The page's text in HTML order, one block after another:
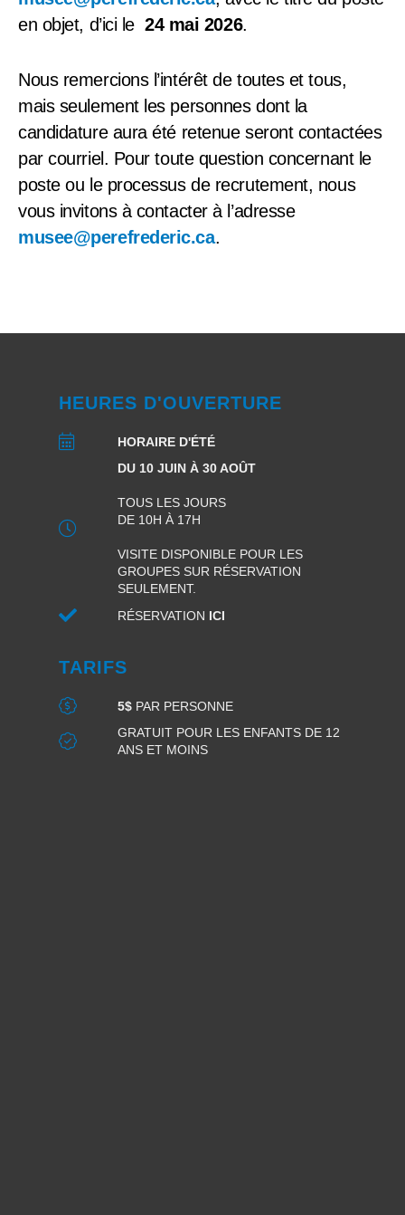
en objet, d’ici le 24 mai 2026.
Nous remercions l’intérêt de toutes et tous,
mais seulement les personnes dont la
candidature aura été retenue seront contactées
par courriel. Pour toute question concernant le
poste ou le processus de recrutement, nous
vous invitons à contacter à l’adresse
musee@perefrederic.ca.
HEURES D'OUVERTURE
HORAIRE D'ÉTÉ
DU 10 JUIN À 30 AOÛT
TOUS LES JOURS
DE 10H À 17H
VISITE DISPONIBLE POUR LES
GROUPES SUR RÉSERVATION
SEULEMENT.
RÉSERVATION ICI
TARIFS
5$ PAR PERSONNE
GRATUIT POUR LES ENFANTS DE 12
ANS ET MOINS